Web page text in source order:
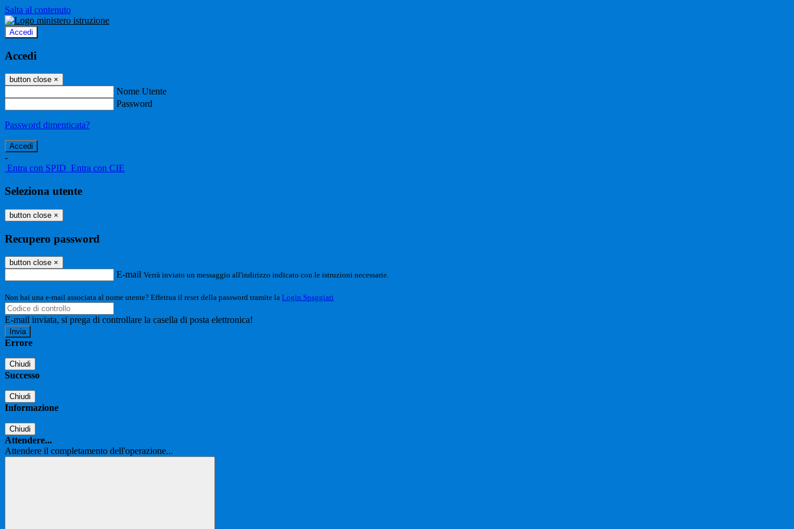
Salta al contenuto
Accedi
Accedi
button close ×
Nome Utente
Password
Password dimenticata?
-
Entra con SPID Entra con CIE
Seleziona utente
button close ×
Recupero password
button close ×
E-mail Verrà inviato un messaggio all'indirizzo indicato con le istruzioni necessarie.
Non hai una e-mail associata al nome utente? Effettua il reset della password tramite la Login Spaggiari
E-mail inviata, si prega di controllare la casella di posta elettronica!
Errore
Chiudi
Successo
Chiudi
Informazione
Chiudi
Attendere...
Attendere il completamento dell'operazione...